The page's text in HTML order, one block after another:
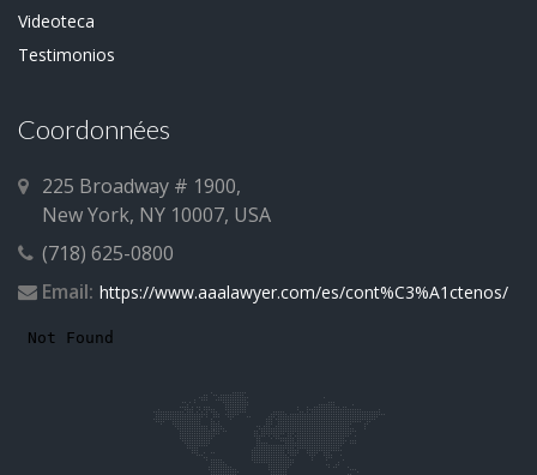
Videoteca
Testimonios
Coordonnées
225 Broadway # 1900,
New York, NY 10007, USA
(718) 625-0800
Email: https://www.aaalawyer.com/es/cont%C3%A1ctenos/